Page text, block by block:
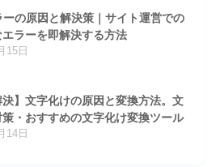
の原因と解決策｜サイト運営での
ラーを即解決する方法
15日
決】文字化けの原因と変換方法。文
・おすすめの文字化け変換ツール
14日